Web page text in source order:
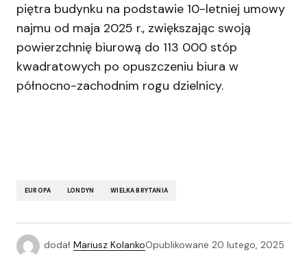
piętra budynku na podstawie 10-letniej umowy
najmu od maja 2025 r., zwiększając swoją
powierzchnię biurową do 113 000 stóp
kwadratowych po opuszczeniu biura w
północno-zachodnim rogu dzielnicy.
EUROPA LONDYN WIELKA BRYTANIA
dodał Mariusz KolankoOpublikowane 20 lutego, 2025